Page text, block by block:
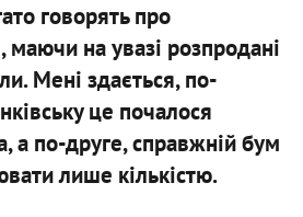
говорять про
маючи на увазі розпродані
Мені здається, по-
це почалося
а по-друге, справжній бум
лише кількістю.